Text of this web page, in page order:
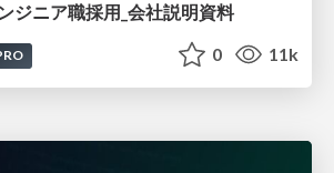
ジニア職採用_会社説明資料
0 11k